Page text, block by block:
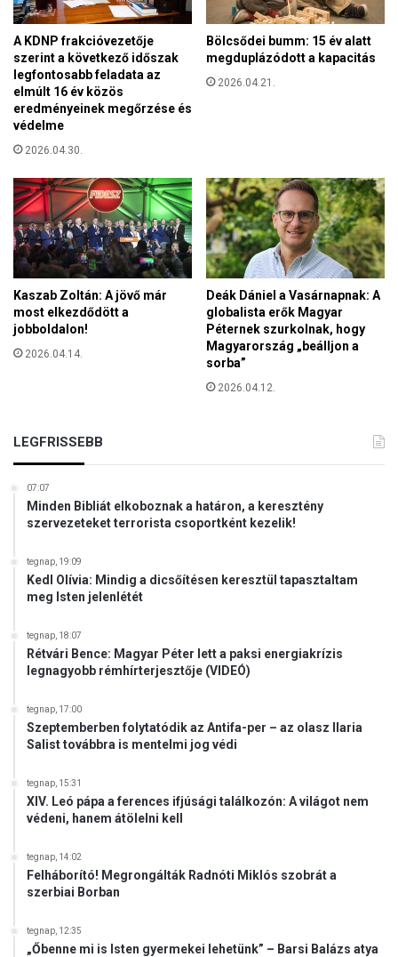
m
á
r
a
r
e
n
d
r
s
é
g
v
i
g
y
á
z
k
A KDNP frakcióvezetője
szerint a következő időszak
legfontosabb feladata az
elmúlt 16 év közös
eredményeinek megőrzése és
védelme
2026.04.30.
Bölcsődei bumm: 15 év alatt
megduplázódott a kapacitás
2026.04.21.
Kaszab Zoltán: A jövő már
most elkezdődött a
jobboldalon!
2026.04.14.
Deák Dániel a Vasárnapnak: A
globalista erők Magyar
Péternek szurkolnak, hogy
Magyarország „beálljon a
sorba”
2026.04.12.
LEGFRISSEBB
07:07
Minden Bibliát elkoboznak a határon, a keresztény
szervezeteket terrorista csoportként kezelik!
tegnap, 19:09
Kedl Olívia: Mindig a dicsőítésen keresztül tapasztaltam
meg Isten jelenlétét
tegnap, 18:07
Rétvári Bence: Magyar Péter lett a paksi energiakrízis
legnagyobb rémhírterjesztője (VIDEÓ)
tegnap, 17:00
Szeptemberben folytatódik az Antifa-per – az olasz Ilaria
Salist továbbra is mentelmi jog védi
tegnap, 15:31
XIV. Leó pápa a ferences ifjúsági találkozón: A világot nem
védeni, hanem átölelni kell
tegnap, 14:02
Felháborító! Megrongálták Radnóti Miklós szobrát a
szerbiai Borban
tegnap, 12:35
„Őbenne mi is Isten gyermekei lehetünk” – Barsi Balázs atya